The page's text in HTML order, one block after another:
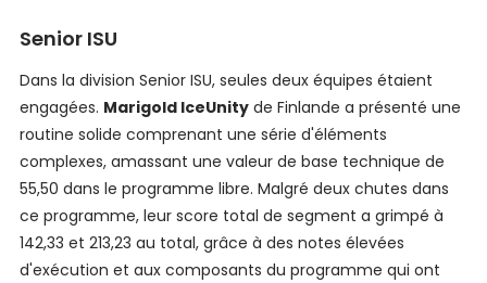
Senior ISU
Dans la division Senior ISU, seules deux équipes étaient
engagées. Marigold IceUnityde Finlande a présenté une
routine solide comprenant une série d'éléments
complexes, amassant une valeur de base technique de
55,50 dans le programme libre. Malgré deux chutes dans
ce programme, leur score total de segment a grimpé à
142,33 et 213,23 au total, grâce à des notes élevées
d'exécution et aux composants du programme qui ont